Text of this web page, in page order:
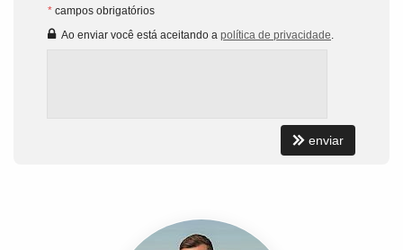
* campos obrigatórios
Ao enviar você está aceitando a política de privacidade
enviar